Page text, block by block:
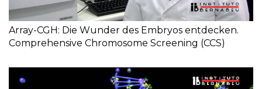
Array-CGH: Die Wunder des Embryos entdecken.
Comprehensive Chromosome Screening (CCS)